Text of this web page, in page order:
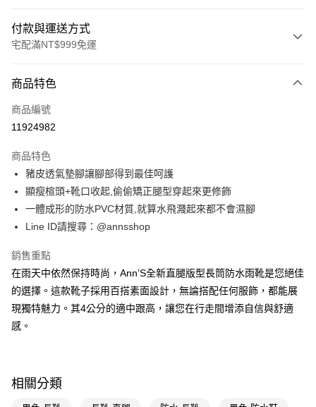
付款與運送方式
宅配滿NT$999免運
信用卡一次付款
信用卡分期付款
合作金庫商業銀行
華南商業銀行
彰化商業銀行
上海商業儲蓄銀行
台北富邦商業銀行
國泰世華商業銀行
兆豐國際商業銀行
臺灣中小企業銀行
聯邦商業銀行
元大商業銀行
永豐商業銀行
台新國際商業銀行
中國信託商業銀行
台灣樂天信用卡公司
6 期 0 利率 每期
華南商業銀行
彰化商業銀行
上海商業儲蓄銀行
台北富邦商業銀行
國泰世華商業銀行
匯豐（台灣）商業銀行
聯邦商業銀行
遠東國際商業銀行
元大商業銀行
永豐商業銀行
玉山商業銀行
星展（台灣）商業銀行
購物金
LINE Pay
街口支付
悠遊付
相關說明
【大哥付你分期使用說明】
商品特色
商品編號
11924982
商品特色
豬皮透氣墊腳讓腳部得到最佳呵護
顯瘦楦頭+靴口收起,偷偷矯正腿型穿起來更修飾
一體成形的防水PVC材質,就算水飛濺起來都不會濕腳
Line ID請搜尋：@annsshop
銷售重點
在雨天中依然保持時尚，Ann’S全新直腿版型長筒防水雨靴是您絕佳
的選擇。這款靴子採用百搭素面設計，無論搭配任何服飾，都能展
現獨特魅力。其4公分的適中跟高，讓您在行走間增添自信與舒適
感。
相關分類